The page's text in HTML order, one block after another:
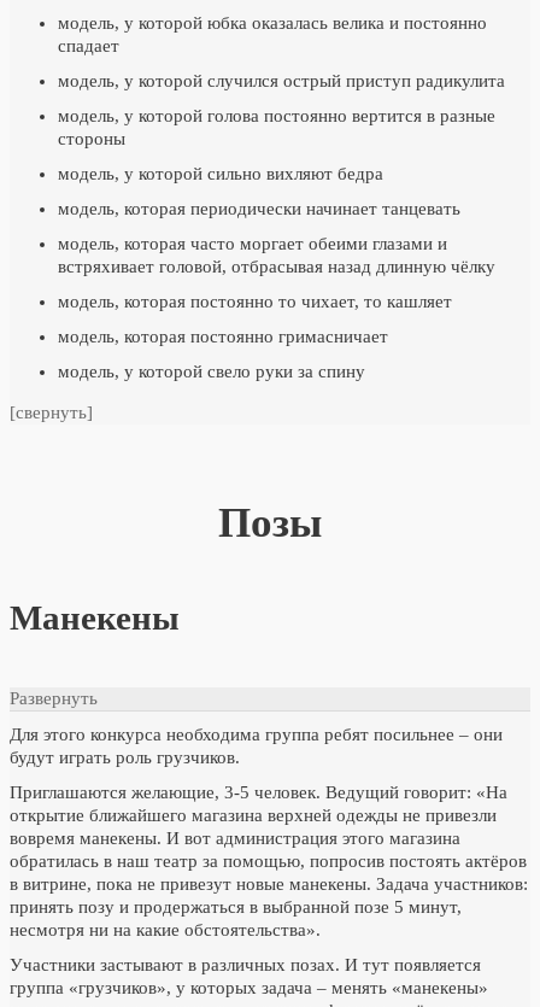
модель, у которой юбка оказалась велика и постоянно
спадает
модель, у которой случился острый приступ радикулита
модель, у которой голова постоянно вертится в разные
стороны
модель, у которой сильно вихляют бедра
модель, которая периодически начинает танцевать
модель, которая часто моргает обеими глазами и
встряхивает головой, отбрасывая назад длинную чёлку
модель, которая постоянно то чихает, то кашляет
модель, которая постоянно гримасничает
модель, у которой свело руки за спину
[свернуть]
Позы
Манекены
Развернуть
Для этого конкурса необходима группа ребят посильнее – они
будут играть роль грузчиков.
Приглашаются желающие, 3-5 человек. Ведущий говорит: «На
открытие ближайшего магазина верхней одежды не привезли
вовремя манекены. И вот администрация этого магазина
обратилась в наш театр за помощью, попросив постоять актёров
в витрине, пока не привезут новые манекены. Задача участников:
принять позу и продержаться в выбранной позе 5 минут,
несмотря ни на какие обстоятельства».
Участники застывают в различных позах. И тут появляется
группа «грузчиков», у которых задача – менять «манекены»